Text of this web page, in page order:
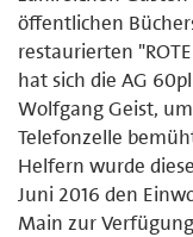
öffentlichen
restaurierten
hat sich die AG
Wolfgang Geist,
Telefonzelle
Helfern wurde
Juni 2016 den
Main zur